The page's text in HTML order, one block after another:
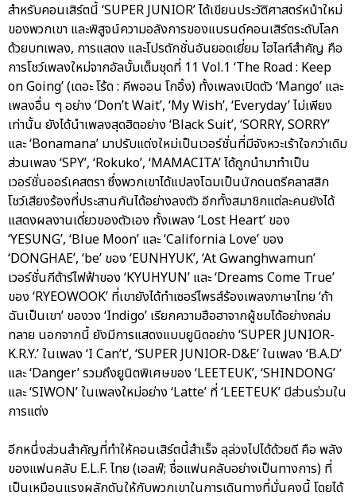
สำหรับคอนเสิร์ตนี้ ‘SUPER JUNIOR’ ได้เขียนประวัติศาสตร์หน้าใหม่
ของพวกเขา และพิสูจน์ความอลังการของแบรนด์คอนเสิร์ตระดับโลก
ด้วยบทเพลง, การแสดง และโปรดักชั่นอันยอดเยี่ยม ไฮไลท์สำคัญ คือ
การโชว์เพลงใหม่จากอัลบั้มเต็มชุดที่ 11 Vol.1 ‘The Road : Keep
on Going’ (เดอะ โร้ด : คีพออน โกอิ้ง) ทั้งเพลงเปิดตัว ‘Mango’ และ
เพลงอื่น ๆ อย่าง ‘Don’t Wait’, ‘My Wish’, ‘Everyday’ ไม่เพียง
เท่านั้น ยังได้นำเพลงสุดฮิตอย่าง ‘Black Suit’, ‘SORRY, SORRY’
และ ‘Bonamana’ มาปรับแต่งใหม่เป็นเวอร์ชั่นที่มีจังหวะเร้าใจกว่าเดิม
ส่วนเพลง ‘SPY’, ‘Rokuko’, ‘MAMACITA’ ได้ถูกนำมาทำเป็น
เวอร์ชั่นออร์เคสตรา ซึ่งพวกเขาได้แปลงโฉมเป็นนักดนตรีคลาสสิก
โชว์เสียงร้องที่ประสานกันได้อย่างลงตัว อีกทั้งสมาชิกแต่ละคนยังได้
แสดงผลงานเดี่ยวของตัวเอง ทั้งเพลง ‘Lost Heart’ ของ
‘YESUNG’, ‘Blue Moon’ และ ‘California Love’ ของ
‘DONGHAE’, ‘be’ ของ ‘EUNHYUK’, ‘At Gwanghwamun’
เวอร์ชั่นกีต้าร์ไฟฟ้าของ ‘KYUHYUN’ และ ‘Dreams Come True’
ของ ‘RYEOWOOK’ ที่เขายังได้ทำเซอร์ไพรส์ร้องเพลงภาษาไทย ‘ถ้า
ฉันเป็นเขา’ ของวง ‘Indigo’ เรียกความฮือฮาจากผู้ชมได้อย่างถล่ม
ทลาย นอกจากนี้ ยังมีการแสดงแบบยูนิตอย่าง ‘SUPER JUNIOR-
K.R.Y.’ ในเพลง ‘I Can’t’, ‘SUPER JUNIOR-D&E’ ในเพลง ‘B.A.D’
และ ‘Danger’ รวมถึงยูนิตพิเศษของ ‘LEETEUK’, ‘SHINDONG’
และ ‘SIWON’ ในเพลงใหม่อย่าง ‘Latte’ ที่ ‘LEETEUK’ มีส่วนร่วมใน
การแต่ง
อีกหนึ่งส่วนสำคัญที่ทำให้คอนเสิร์ตนี้สำเร็จ ลุล่วงไปได้ด้วยดี คือ พลัง
ของแฟนคลับ E.L.F. ไทย (เอลฟ์; ชื่อแฟนคลับอย่างเป็นทางการ) ที่
เป็นเหมือนแรงผลักดันให้กับพวกเขาในการเดินทางที่มั่นคงนี้ โดยได้